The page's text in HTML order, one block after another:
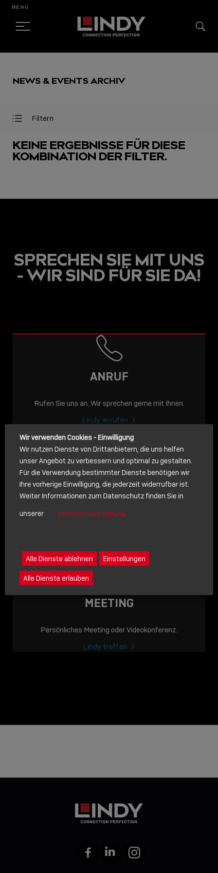
CONTENT
MENÜ
NEWS & EVENTS ARCHIV
Filter
Filter
Filtern
USB-C ÜBER LANGE
DISTANZEN: AKTIVE
USB-C-KABEL FÜR
STABILE 10 GBIT/S BIS
LINDY ACADEMY
JETZT ONLINE
VERFÜGBAR: DIE
LINDY ACADEMY –
WISSEN, DAS
KEINE ERGEBNISSE FÜR DIESE
KOMBINATION DER FILTER.
SPRECHEN SIE MIT UNS
- WIR SIND FÜR SIE DA!
ANRUF
Rufen Sie uns an. Wir sprechen gerne mit Ihnen.
Lindy anrufen
NACHRICHT
Schreiben Sie lieber? Dann schicken Sie uns gerne eine
MEETING
Persönliches Meeting oder Videokonferenz.
Lindy treffen
FacebookLinkedIn Instagram
Wir verwenden Cookies - Einwilligung
Wir nutzen Dienste von Drittanbietern, die uns helfen
unser Angebot zu verbessern und optimal zu gestalten.
Für die Verwendung bestimmter Dienste benötigen wir
Ihre vorherige Einwilligung, die jederzeit widerrufbar ist.
Weiter Informationen zum Datenschutz finden Sie in
unserer
Datenschutzerklärung
Alle Dienste ablehnen Einstellungen
Alle Dienste erlauben